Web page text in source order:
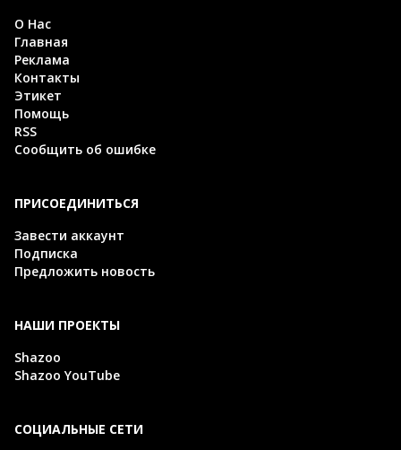
О Нас
Главная
Реклама
Контакты
Этикет
Помощь
RSS
Сообщить об ошибке
ПРИСОЕДИНИТЬСЯ
Завести аккаунт
Подписка
Предложить новость
НАШИ ПРОЕКТЫ
Shazoo
Shazoo YouTube
СОЦИАЛЬНЫЕ СЕТИ